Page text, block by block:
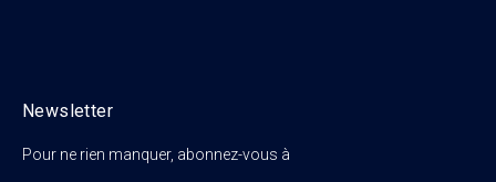
Pour ne rien manquer, abonnez-vous à
Newsletter